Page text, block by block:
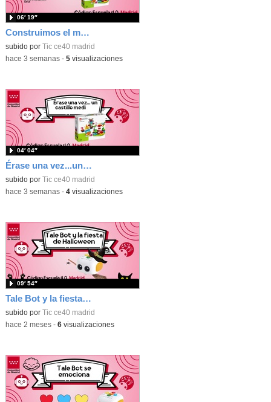
Construimos el mundo con Lego
subido por Tic ce40 madrid
06′ 19″
-hace 3 semanas- 5visualizaciones
Érase una vez...un castillo medieval
subido por Tic ce40 madrid
04′ 04″
-hace 3 semanas- 4visualizaciones
Tale Bot y la fiesta de Halloween
subido por Tic ce40 madrid
09′ 54″
-hace 2 meses- 6visualizaciones